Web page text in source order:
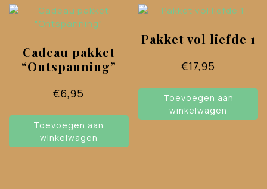
de
Cadeau pakket
“Ontspanning”
€6,95
Toevoegen aan
winkelwagen
Pakket vol liefde 1
€17,95
Toevoegen aan
winkelwagen